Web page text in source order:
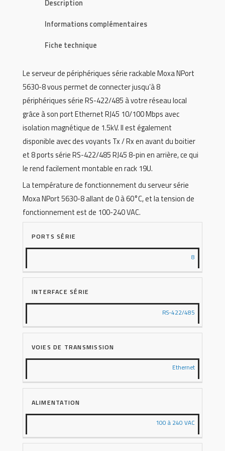
Description
Informations complémentaires
Fiche technique
Le serveur de périphériques série rackable Moxa NPort
5630-8 vous permet de connecter jusqu’à 8
périphériques série RS-422/485 à votre réseau local
grâce à son port Ethernet RJ45 10/100 Mbps avec
isolation magnétique de 1.5kV. Il est également
disponible avec des voyants Tx / Rx en avant du boitier
et 8 ports série RS-422/485 RJ45 8-pin en arrière, ce qui
le rend facilement montable en rack 19U.
La température de fonctionnement du serveur série
Moxa NPort 5630-8 allant de 0 à 60°C, et la tension de
fonctionnement est de 100-240 VAC.
PORTS SÉRIE
8
INTERFACE SÉRIE
RS-422/485
VOIES DE TRANSMISSION
Ethernet
ALIMENTATION
100 à 240 VAC